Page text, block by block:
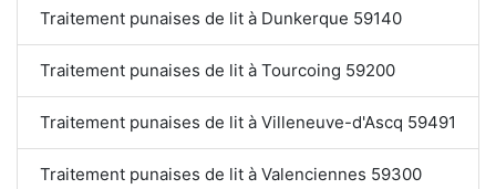
Traitement punaises de lit à Dunkerque 59140
Traitement punaises de lit à Tourcoing 59200
Traitement punaises de lit à Villeneuve-d'Ascq 59491
Traitement punaises de lit à Valenciennes 59300